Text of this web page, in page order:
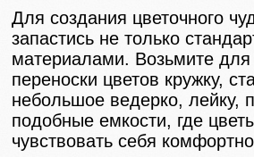
Для создания цветочного
запастись не только
материалами. Возьмите для
переноски цветов кружку,
небольшое ведерко, лейку,
подобные емкости, где
чувствовать себя